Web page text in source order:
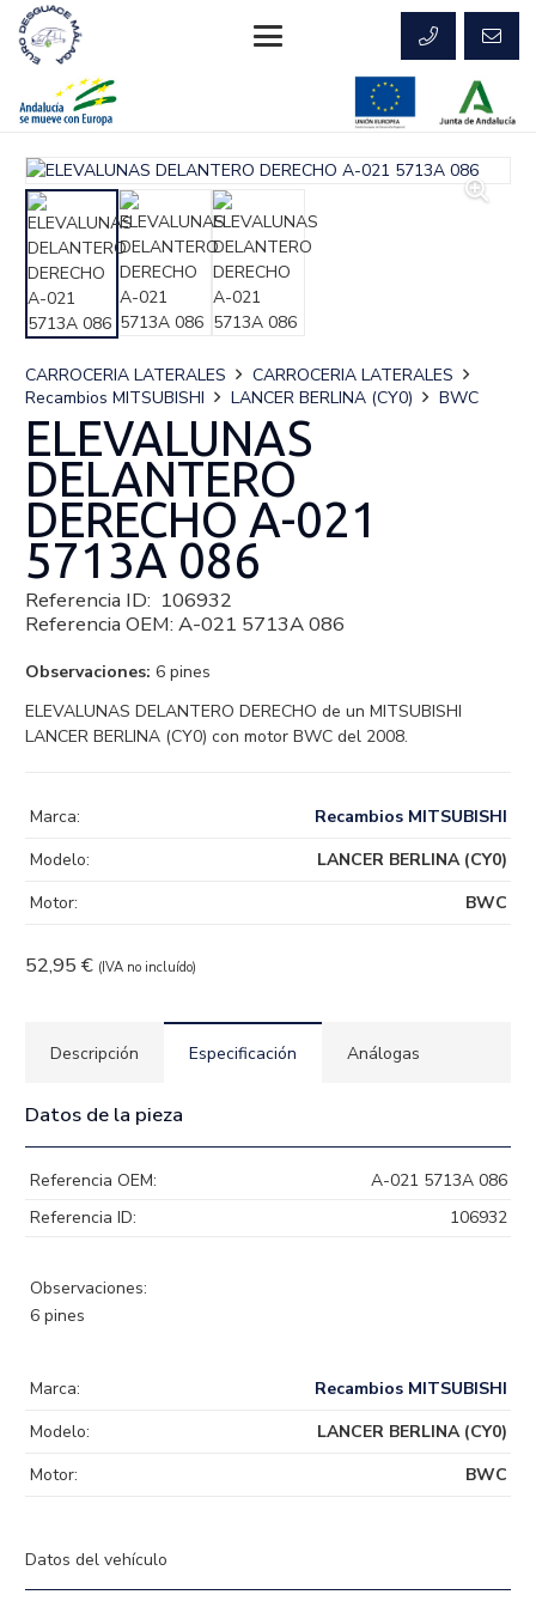
CARROCERIA LATERALES
CARROCERIA LATERALES
Recambios MITSUBISHI
LANCER BERLINA (CY0) BWC
ELEVALUNAS
DELANTERO
DERECHO A-021
5713A 086
Referencia ID: 106932
Referencia OEM: A-021 5713A 086
Observaciones: 6 pines
ELEVALUNAS DELANTERO DERECHO de un MITSUBISHI
LANCER BERLINA (CY0) con motor BWC del 2008.
52,95 € (IVA no incluído)
Marca:
Recambios MITSUBISHI
Modelo:
LANCER BERLINA (CY0)
Motor:
BWC
Descripción Especificación Análogas
Datos de la pieza
Referencia OEM:
A-021 5713A 086
Referencia ID:
106932
Observaciones:
6 pines
Marca:
Recambios MITSUBISHI
Modelo:
LANCER BERLINA (CY0)
Motor:
BWC
Datos del vehículo